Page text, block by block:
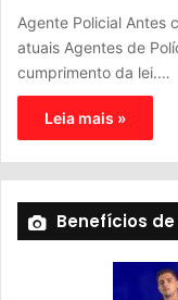
Agente Policial Antes
atuais Agentes de
cumprimento da lei.…
Leia mais »
Benefícios